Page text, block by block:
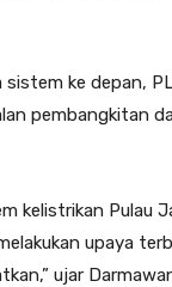
ke depan,
pembangkitan
kelistrikan Pulau
upaya
ujar